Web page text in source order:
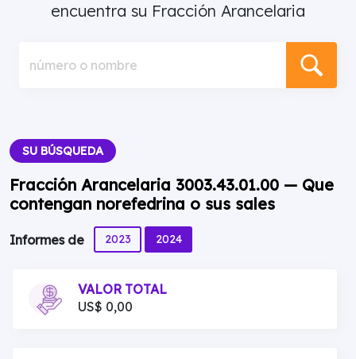
encuentra su Fracción Arancelaria
número o nombre
SU BÚSQUEDA
Fracción Arancelaria 3003.43.01.00 — Que
contengan norefedrina o sus sales
Informes de 2023 2024
VALOR TOTAL
US$ 0,00